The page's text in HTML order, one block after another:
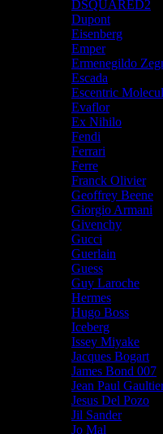
DSQUARED2
Dupont
Eisenberg
Emper
Ermenegildo
Escada
Escentric
Evaflor
Ex Nihilo
Fendi
Ferrari
Ferre
Franck Olivier
Geoffrey Beene
Giorgio Armani
Givenchy
Gucci
Guerlain
Guess
Guy Laroche
Hermes
Hugo Boss
Iceberg
Issey Miyake
Jacques Bogart
James Bond 007
Jean Paul
Jesus Del Pozo
Jil Sander
Jo Mal